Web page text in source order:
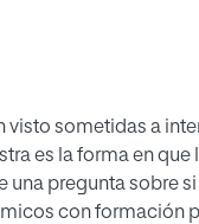
visto sometidas a
es la forma en
pregunta sobre
con formación